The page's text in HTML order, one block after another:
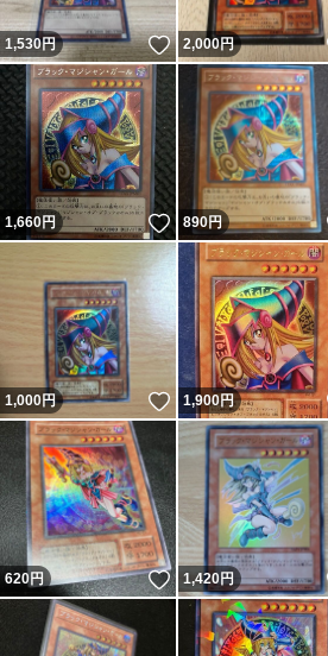
1,530円 いいね！
2,000円
1,660円 いいね！
890円
1,000円 いいね！
1,900円
620円 いいね！
1,420 円